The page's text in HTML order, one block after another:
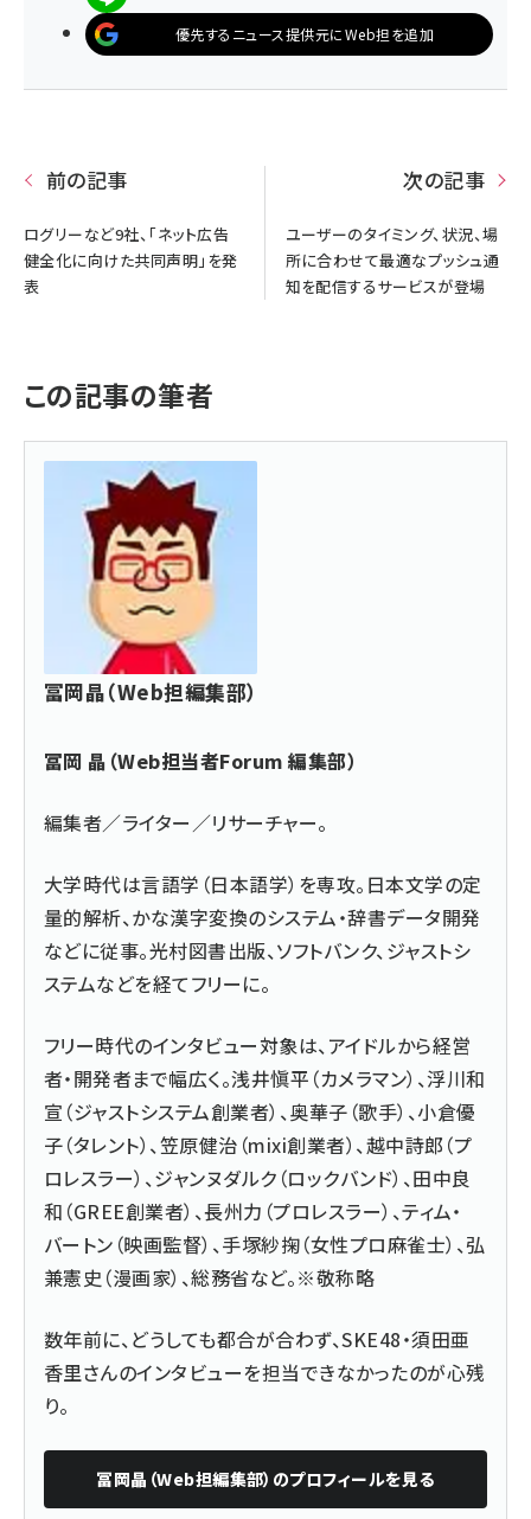
優先するニュース提供元にWeb担を追加
前の記事
ログリーなど9社、「ネット広告
健全化に向けた共同声明」を発
表
次の記事
ユーザーのタイミング、状況、場
所に合わせて最適なプッシュ通
知を配信するサービスが登場
この記事の筆者
冨岡晶（Web担編集部）
冨岡 晶（Web担当者Forum 編集部）
編集者／ライター／リサーチャー。
大学時代は言語学（日本語学）を専攻。日本文学の定
量的解析、かな漢字変換のシステム・辞書データ開発
などに従事。光村図書出版、ソフトバンク、ジャストシ
ステムなどを経てフリーに。
フリー時代のインタビュー対象は、アイドルから経営
者・開発者まで幅広く。浅井愼平（カメラマン）、浮川和
宣（ジャストシステム創業者）、奥華子（歌手）、小倉優
子（タレント）、笠原健治（mixi創業者）、越中詩郎（プ
ロレスラー）、ジャンヌダルク（ロックバンド）、田中良
和（GREE創業者）、長州力（プロレスラー）、ティム・
バートン（映画監督）、手塚紗掬（女性プロ麻雀士）、弘
兼憲史（漫画家）、総務省など。※敬称略
数年前に、どうしても都合が合わず、SKE48・須田亜
香里さんのインタビューを担当できなかったのが心残
り。
冨岡晶（Web担編集部） のプロフィールを見る